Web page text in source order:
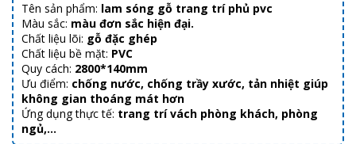
Tên sản phẩm: lam sóng gỗ trang trí phủ pvc
Màu sắc: màu đơn sắc hiện đại.
Chất liệu lõi: gỗ đặc ghép
Chất liệu bề mặt: PVC
Quy cách: 2800*140mm
Ưu điểm: chống nước, chống trầy xước, tản nhiệt giúp
không gian thoáng mát hơn
Ứng dụng thực tế: trang trí vách phòng khách, phòng
ngủ,…